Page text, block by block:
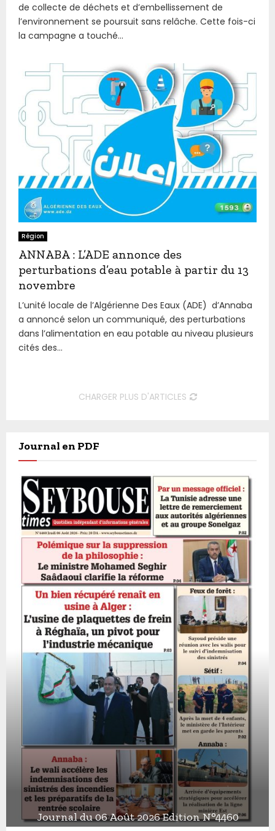
de collecte de déchets et d’embellissement de
l’environnement se poursuit sans relâche. Cette fois-ci
la campagne a touché...
Région
ANNABA : L’ADE annonce des
perturbations d’eau potable à partir du 13
novembre
L’unité locale de l’Algérienne Des Eaux (ADE) d’Annaba
a annoncé selon un communiqué, des perturbations
dans l’alimentation en eau potable au niveau plusieurs
cités des...
CHARGER PLUS D'ARTICLES
Journal en PDF
Journal du 06 Août 2026 Edition N°4460